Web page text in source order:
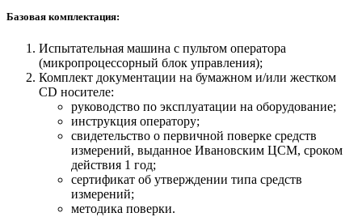
Базовая комплектация:
Испытательная машина с пультом оператора
(микропроцессорный блок управления);
Комплект документации на бумажном и/или жестком
СD носителе:
руководство по эксплуатации на оборудование;
инструкция оператору;
свидетельство о первичной поверке средств
измерений, выданное Ивановским ЦСМ, сроком
действия 1 год;
сертификат об утверждении типа средств
измерений;
методика поверки.